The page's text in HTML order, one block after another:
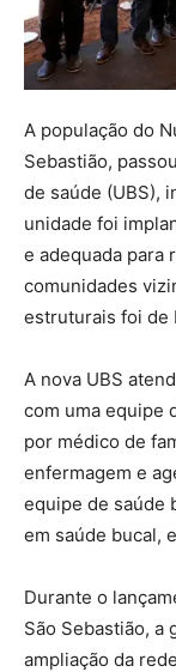
A população do
Sebastião,
de saúde (UBS),
unidade foi
e adequada para
comunidades
estruturais foi de
A nova UBS
com uma equipe
por médico de
enfermagem e
equipe de saúde
em saúde bucal,
Durante o
São Sebastião, a
ampliação da